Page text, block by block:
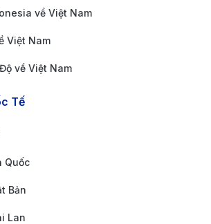
190Booking giúp bạn dễ dàng tìm
giúp bạn chọn hành trình ưng
hàng của 190Booking luôn sẵn
về mọi vấn đề liên quan đến vé và
bảo bạn có trải nghiệm tốt nhất.
về Việt Nam
Việt Nam
về Việt Nam
Tế
Quốc
Bản
Lan